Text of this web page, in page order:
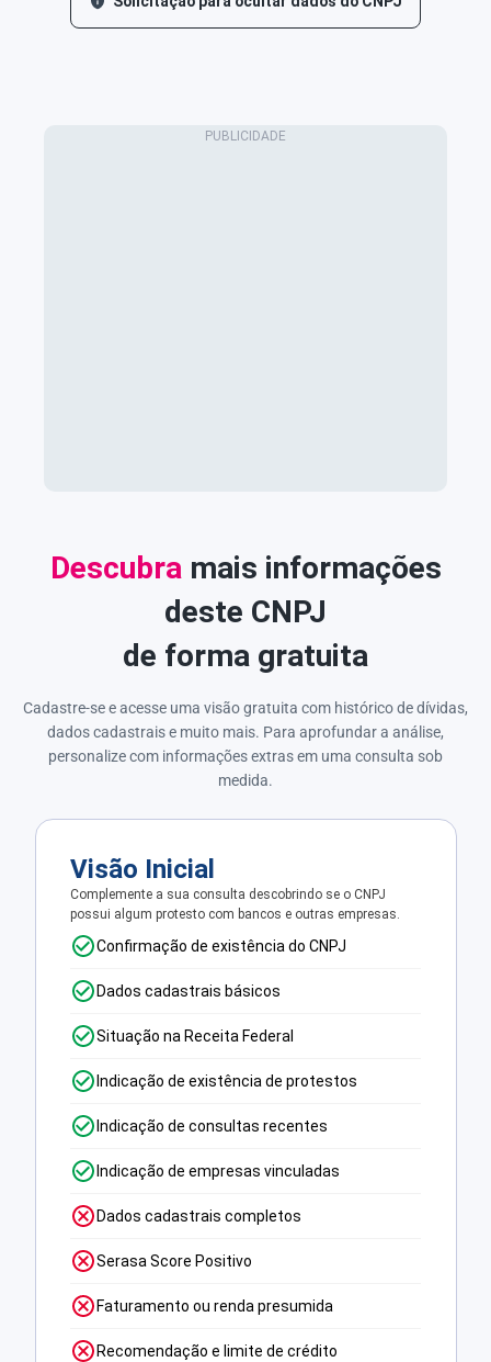
Descubra mais informações
deste CNPJ
de forma gratuita
Cadastre-se e acesse uma visão gratuita com histórico de dívidas,
dados cadastrais e muito mais. Para aprofundar a análise,
personalize com informações extras em uma consulta sob
medida.
Visão Inicial
Complemente a sua consulta descobrindo se o CNPJ
possui algum protesto com bancos e outras empresas.
Confirmação de existência do CNPJ
Dados cadastrais básicos
Situação na Receita Federal
Indicação de existência de protestos
Indicação de consultas recentes
Indicação de empresas vinculadas
Dados cadastrais completos
Serasa Score Positivo
Faturamento ou renda presumida
Recomendação e limite de crédito